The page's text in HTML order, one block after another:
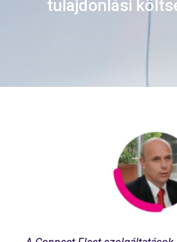
tulajdonlási